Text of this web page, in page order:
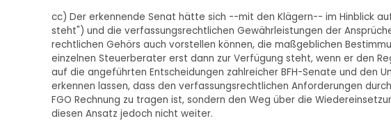
cc) Der erkennende Senat hätte sich --mit den Klägern-- im Hinblick
steht") und die verfassungsrechtlichen Gewährleistungen der
rechtlichen Gehörs auch vorstellen können, die maßgeblichen
einzelnen Steuerberater erst dann zur Verfügung steht, wenn er den
auf die angeführten Entscheidungen zahlreicher BFH-Senate und den
erkennen lassen, dass den verfassungsrechtlichen Anforderungen
FGO Rechnung zu tragen ist, sondern den Weg über die
diesen Ansatz jedoch nicht weiter.